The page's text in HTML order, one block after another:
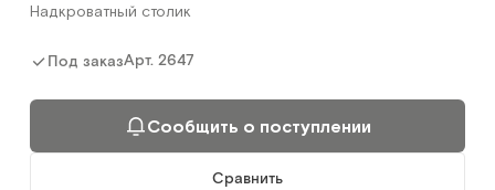
Надкроватный столик
Под заказАрт. 2647
Сообщить о поступлении
Сравнить